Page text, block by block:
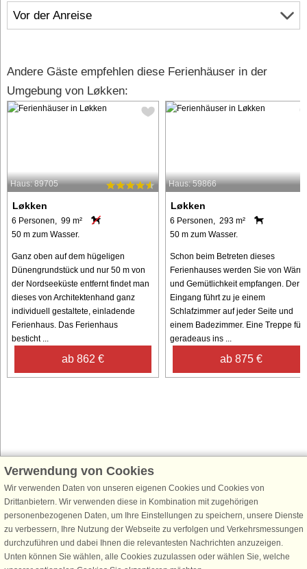
Vor der Anreise
Andere Gäste empfehlen diese Ferienhäuser in der
Umgebung von Løkken:
Haus: 89705
Løkken
6 Personen, 99 m²
50 m zum Wasser.
Ganz oben auf dem hügeligen
Dünengrundstück und nur 50 m von
der Nordseeküste entfernt findet man
dieses von Architektenhand ganz
individuell gestaltete, einladende
Ferienhaus. Das Ferienhaus
besticht ...
ab 862 €
Haus: 59866
Løkken
6 Personen, 293 m²
50 m zum Wasser.
Schon beim Betreten dieses
Ferienhauses werden Sie von
und Gemütlichkeit empfangen. Der
Eingang führt zu je einem
Schlafzimmer auf jeder Seite und
einem Badezimmer. Eine Treppe
geradeaus ins ...
ab 875 €
Schließen Sie sich 100.000 Ferienhaus-Fans an
Erhalten Sie einenWillkommensgutschein von 25 € für Ihren nächsten
Ferienhausurlaub - melden Sie sich einfach für den DanCenter Newsletter
an. Verpassen Sie nie wieder exklusive Angebote, Gewinnspiele und
Urlaubstipps!
Verwendung von Cookies
Wir verwenden Daten von unseren eigenen Cookies und Cookies von
Drittanbietern. Wir verwenden diese in Kombination mit zugehörigen
personenbezogenen Daten, um Ihre Einstellungen zu speichern, unsere Dienste
zu verbessern, Ihre Nutzung der Webseite zu verfolgen und Verkehrsmessungen
durchzuführen und dabei Ihnen die relevantesten Nachrichten anzuzeigen.
Unten können Sie wählen, alle Cookies zuzulassen oder wählen Sie, welche